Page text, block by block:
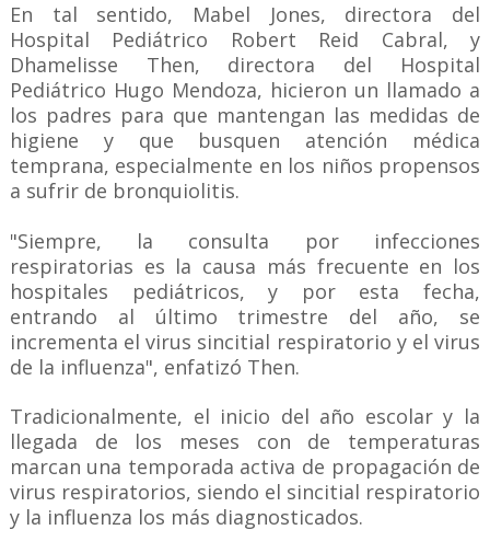
En tal sentido, Mabel Jones, directora del
Hospital Pediátrico Robert Reid Cabral, y
Dhamelisse Then, directora del Hospital
Pediátrico Hugo Mendoza, hicieron un llamado a
los padres para que mantengan las medidas de
higiene y que busquen atención médica
temprana, especialmente en los niños propensos
a sufrir de bronquiolitis.
"Siempre, la consulta por infecciones
respiratorias es la causa más frecuente en los
hospitales pediátricos, y por esta fecha,
entrando al último trimestre del año, se
incrementa el virus sincitial respiratorio y el virus
de la influenza", enfatizó Then.
Tradicionalmente, el inicio del año escolar y la
llegada de los meses con de temperaturas
marcan una temporada activa de propagación de
virus respiratorios, siendo el sincitial respiratorio
y la influenza los más diagnosticados.